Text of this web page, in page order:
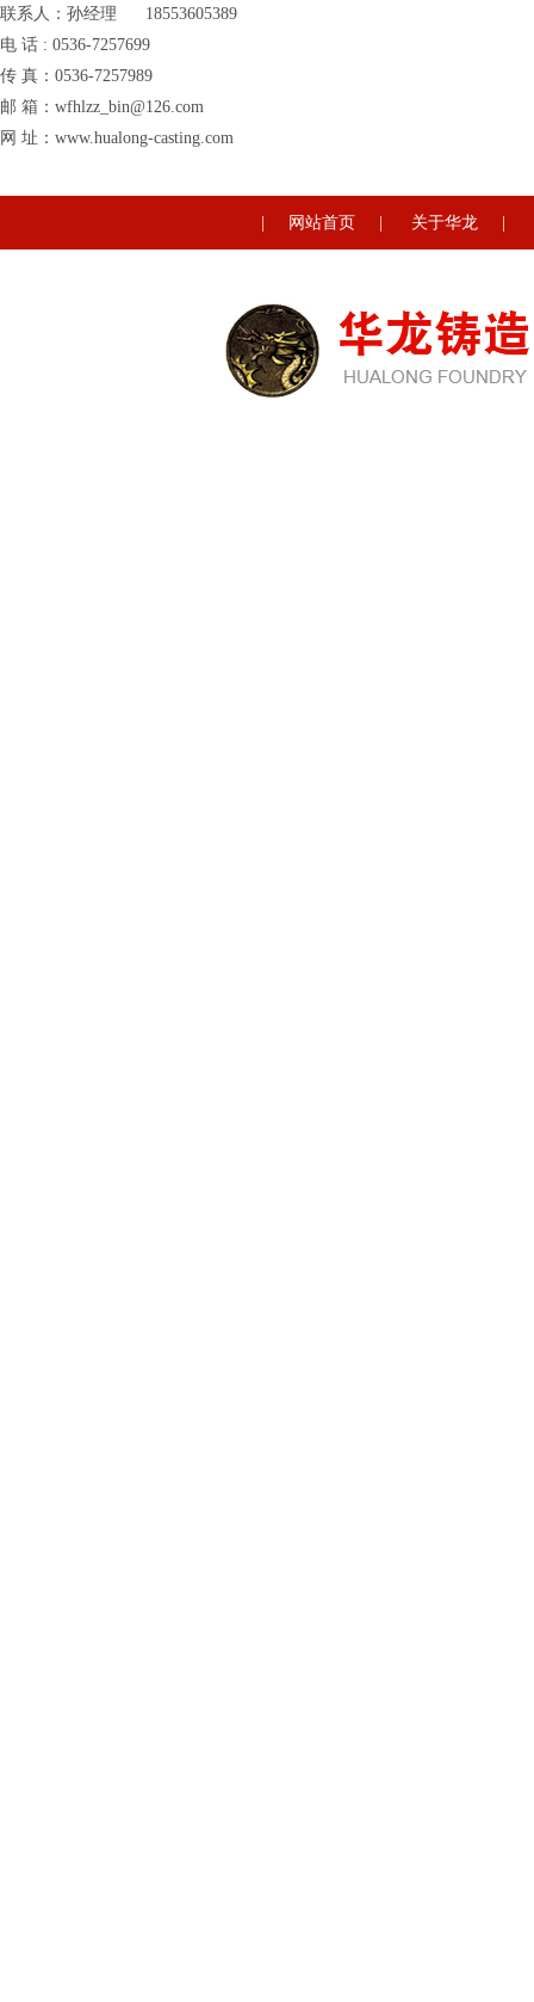
联系人：孙经理 18553605389
电 话 : 0536-7257699
传 真：0536-7257989
邮 箱：wfhlzz_bin@126.com
网 址：www.hualong-casting.com
网站首页 关于华龙